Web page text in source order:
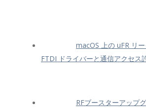
macOS 上の uFR リ
FTDI ドライバーと通信アクセス
RFブースターアップ